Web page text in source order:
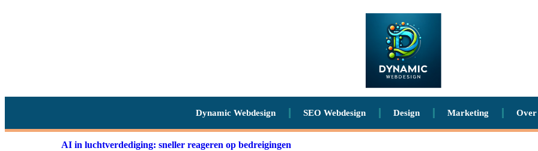
Dynamic Webdesign SEO Webdesign Design Marketing Over
AI in luchtverdediging: sneller reageren op bedreigingen